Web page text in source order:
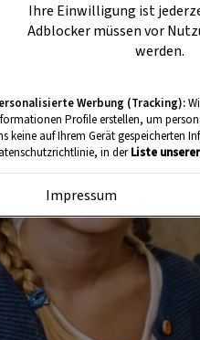
Ihre Einwilligung ist
Adblocker müssen vor
werden.
Werbung (Tracking):
Profile erstellen, um
keine auf Ihrem Gerät gespeicherten
in derListe
Impressum